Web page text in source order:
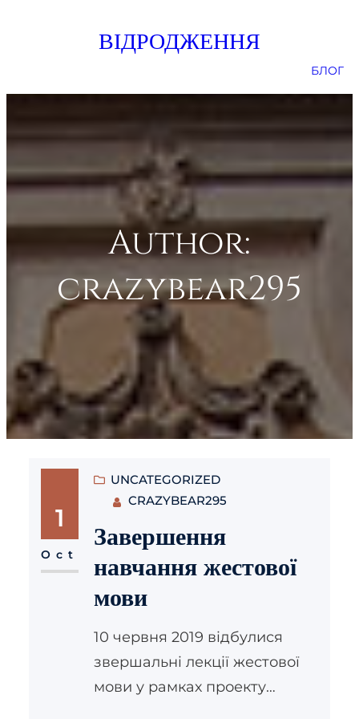
ВІДРОДЖЕННЯ
БЛОГ
Author:
crazybear295
1
Oct
UNCATEGORIZED
CRAZYBEAR295
Завершення
навчання жестової
мови
10 червня 2019 відбулися
звершальні лекції жестової
мови у рамках проекту